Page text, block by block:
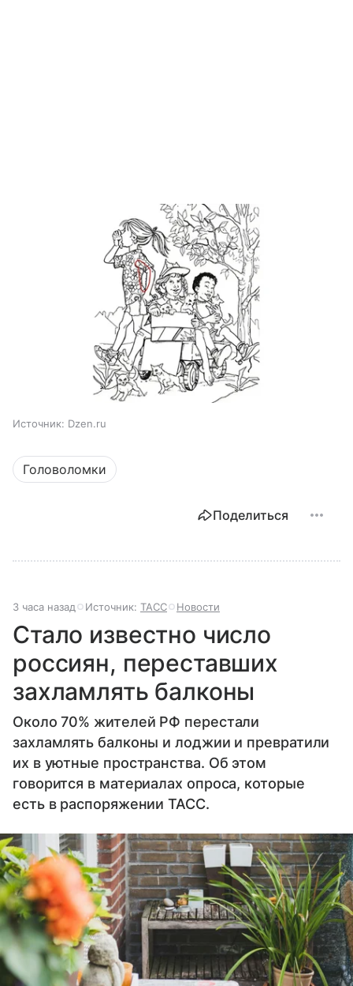
Источник: Dzen.ru
Головоломки
Поделиться
3 часа назад Источник: ТАСС Новости
Стало известно число
россиян, переставших
захламлять балконы
Около 70% жителей РФ перестали
захламлять балконы и лоджии и превратили
их в уютные пространства. Об этом
говорится в материалах опроса, которые
есть в распоряжении ТАСС.